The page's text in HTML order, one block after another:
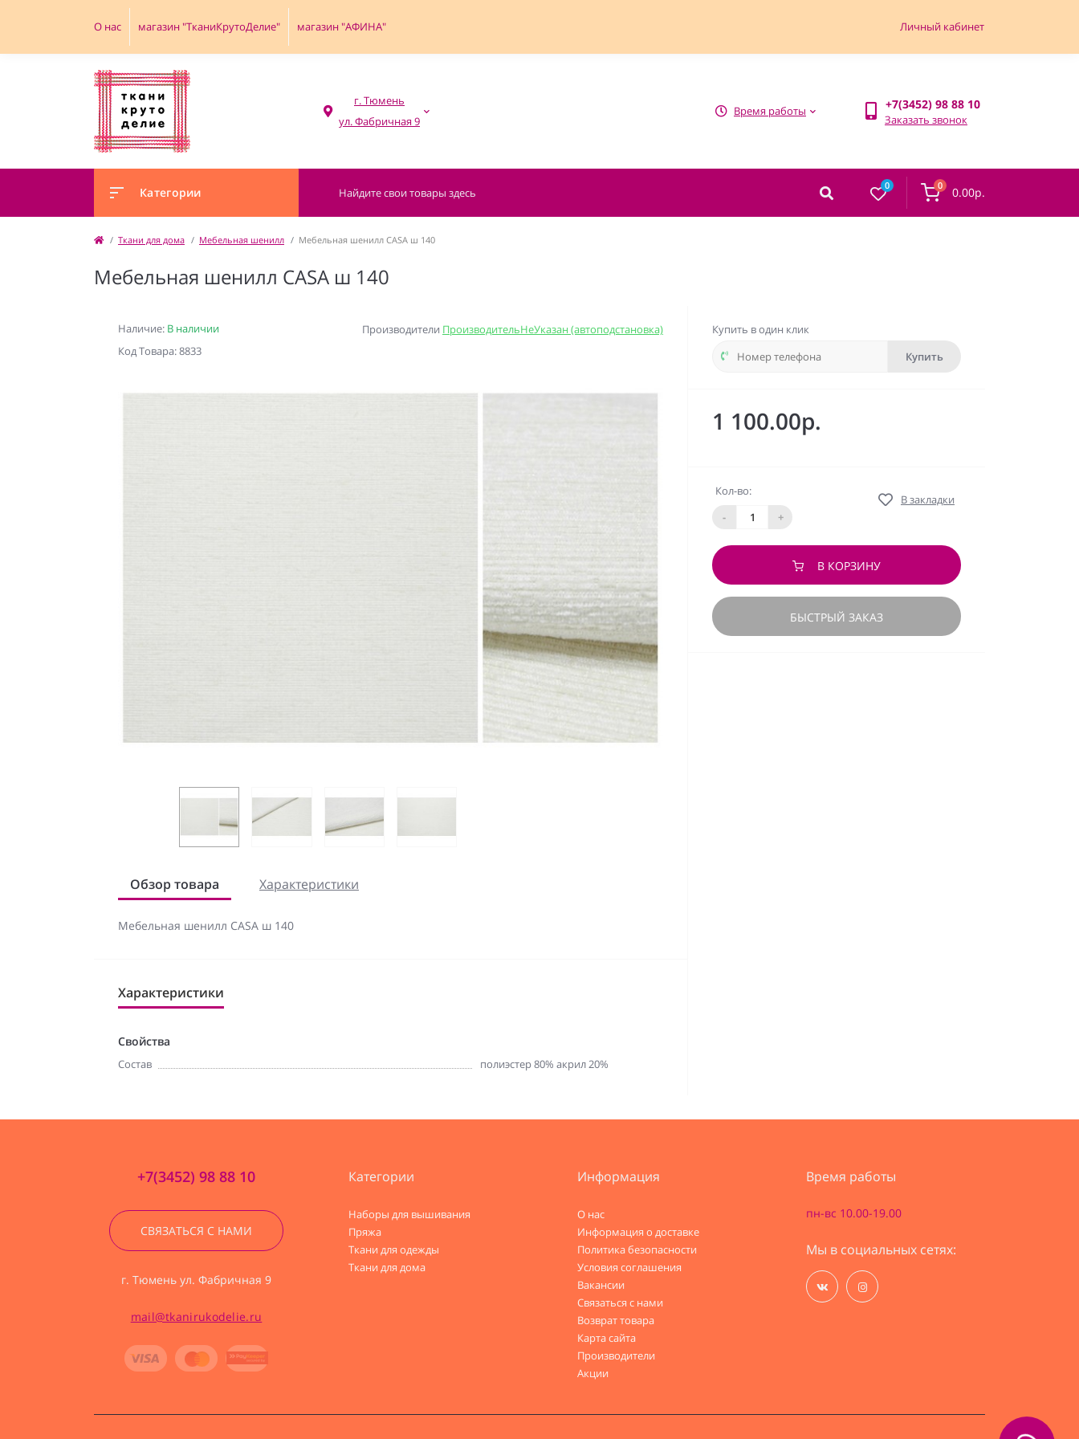
О нас магазин "ТканиКрутоДелие" магазин "АФИНА" Личный кабинет
г. Тюмень
Время работы +7(3452) 98 88 10
Заказать звонок
Категории 0 0 0.00р.
Ткани для дома Мебельная шенилл Мебельная шенилл CASA ш 140
Мебельная шенилл CASA ш 140
Наличие: В наличии
Код Товара: 8833
Производители ПроизводительНеУказан (автоподстановка)
Обзор товара Характеристики
Мебельная шенилл CASA ш 140
Характеристики
Свойства
Состав полиэстер 80% акрил 20%
Купить в один клик
Купить
1 100.00р.
Кол-во:
-
+
В закладки
В КОРЗИНУ
БЫСТРЫЙ ЗАКАЗ
+7(3452) 98 88 10
СВЯЗАТЬСЯ С НАМИ
г. Тюмень ул. Фабричная 9
mail@tkanirukodelie.ru
Категории
Наборы для вышивания
Пряжа
Ткани для одежды
Ткани для дома
Информация
О нас
Информация о доставке
Политика безопасности
Условия соглашения
Вакансии
Связаться с нами
Возврат товара
Карта сайта
Производители
Акции
Время работы
пн-вс 10.00-19.00
Мы в социальных сетях: